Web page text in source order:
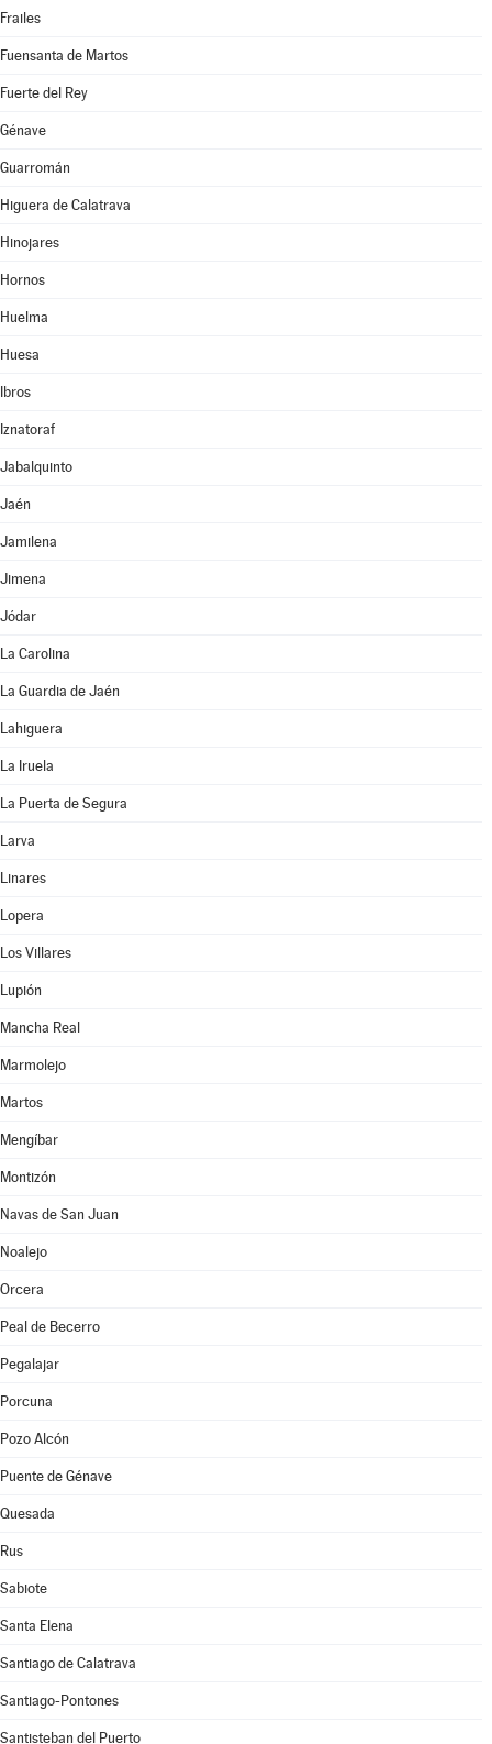
Frailes
Fuensanta de Martos
Fuerte del Rey
Génave
Guarromán
Higuera de Calatrava
Hinojares
Hornos
Huelma
Huesa
Ibros
Iznatoraf
Jabalquinto
Jaén
Jamilena
Jimena
Jódar
La Carolina
La Guardia de Jaén
Lahiguera
La Iruela
La Puerta de Segura
Larva
Linares
Lopera
Los Villares
Lupión
Mancha Real
Marmolejo
Martos
Mengíbar
Montizón
Navas de San Juan
Noalejo
Orcera
Peal de Becerro
Pegalajar
Porcuna
Pozo Alcón
Puente de Génave
Quesada
Rus
Sabiote
Santa Elena
Santiago de Calatrava
Santiago-Pontones
Santisteban del Puerto